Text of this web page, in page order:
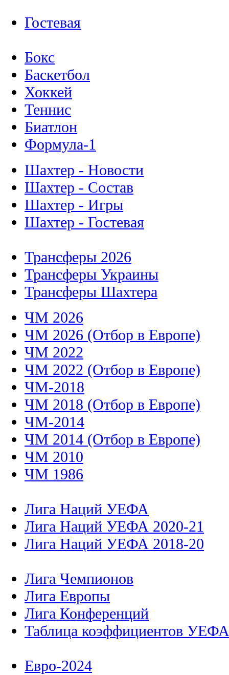
Гостевая
Бокс
Баскетбол
Хоккей
Теннис
Биатлон
Формула-1
Шахтер - Новости
Шахтер - Состав
Шахтер - Игры
Шахтер - Гостевая
Трансферы 2026
Трансферы Украины
Трансферы Шахтера
ЧМ 2026
ЧМ 2026 (Отбор в Европе)
ЧМ 2022
ЧМ 2022 (Отбор в Европе)
ЧМ-2018
ЧМ 2018 (Отбор в Европе)
ЧМ-2014
ЧМ 2014 (Отбор в Европе)
ЧМ 2010
ЧМ 1986
Лига Наций УЕФА
Лига Наций УЕФА 2020-21
Лига Наций УЕФА 2018-20
Лига Чемпионов
Лига Европы
Лига Конференций
Таблица коэффициентов УЕФА
Евро-2024